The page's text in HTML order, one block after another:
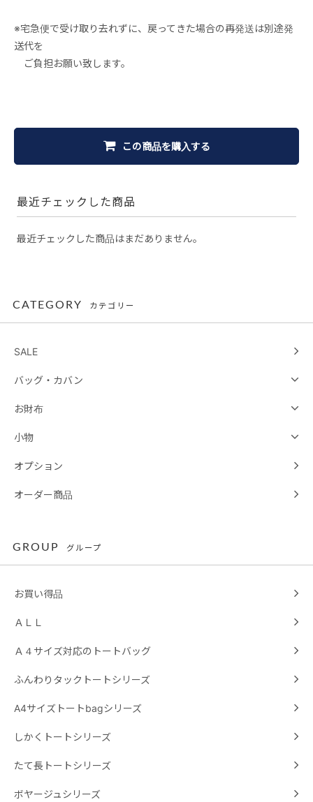
※宅急便で受け取り去れずに、戻ってきた場合の再発送は別途発
送代を
ご負担お願い致します。
この商品を購入する
最近チェックした商品
最近チェックした商品はまだありません。
CATEGORY カテゴリー
SALE
バッグ・カバン
お財布
小物
オプション
オーダー商品
GROUP グループ
お買い得品
ＡＬＬ
Ａ４サイズ対応のトートバッグ
ふんわりタックトートシリーズ
A4サイズトートbagシリーズ
しかくトートシリーズ
たて長トートシリーズ
ボヤージュシリーズ